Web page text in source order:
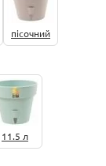
пісочний
11.5 л